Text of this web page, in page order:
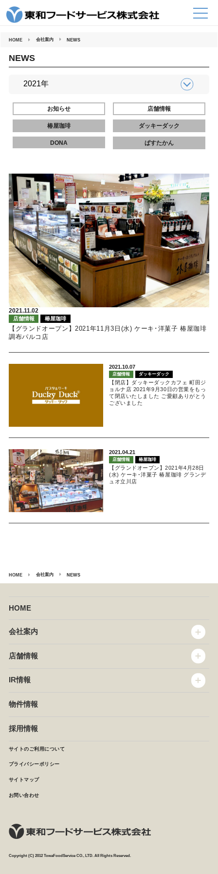
HOME 会社案内 NEWS
NEWS
お知らせ 店舗情報
椿屋珈琲 ダッキーダック
DONA ぱすたかん
2021.11.02
店舗情報 椿屋珈琲
【グランドオープン】2021年11月3日(水) ケーキ･洋菓子 椿屋珈琲
調布パルコ店
2021.10.07
店舗情報 ダッキーダック
【閉店】ダッキーダックカフェ 町田ジ
ョルナ店 2021年9月30日の営業をもっ
て閉店いたしました ご愛顧ありがとう
ございました
2021.04.21
店舗情報 椿屋珈琲
【グランドオープン】2021年4月28日
(水) ケーキ･洋菓子 椿屋珈琲 グランデ
ュオ立川店
HOME 会社案内 NEWS
HOME
会社案内
企業情報
セントラルキッチン
NEWS
店舗情報
椿屋珈琲
イタリアンダイニングDONA
店舗検索
IR情報
IRニュース
月次報告
決算短信
株主の皆様へ
よくあるご質問 (株主優待制度)
物件情報
採用情報
サイトのご利用について
プライバシーポリシー
サイトマップ
お問い合わせ
Copyright (C) 2012 TowaFoodService CO., LTD. All Rights Reserved.